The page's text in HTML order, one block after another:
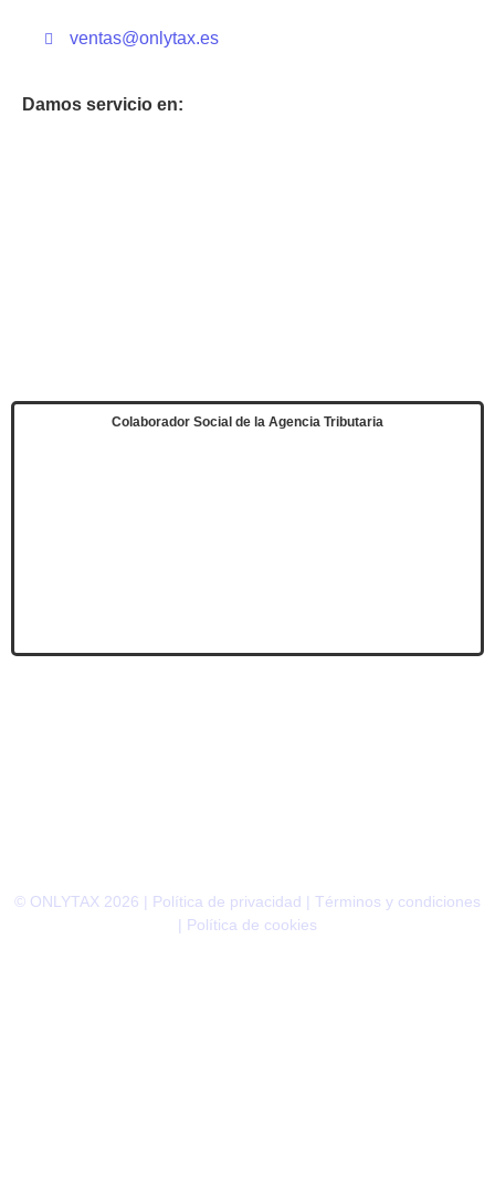
ventas@onlytax.es
Damos servicio en:
Colaborador Social de la Agencia Tributaria
© ONLYTAX 2026 | Política de privacidad | Términos y condiciones
| Política de cookies